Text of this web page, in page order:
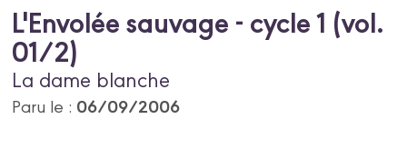
L'Envolée sauvage - cycle 1 (vol.
01/2)
La dame blanche
Paru le : 06/09/2006